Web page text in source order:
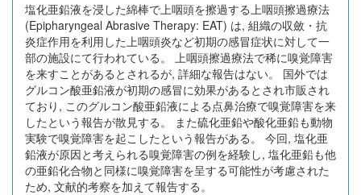
塩化亜鉛液を浸した綿棒で上咽頭を擦過する上咽頭擦過療法
(Epipharyngeal Abrasive Therapy: EAT) は, 組織の収斂・抗
炎症作用を利用した上咽頭炎など初期の感冒症状に対して一
部の施設にて行われている。 上咽頭擦過療法で稀に嗅覚障害
を来すことがあるとされるが, 詳細な報告はない。 国外では
グルコン酸亜鉛液が初期の感冒に効果があるとされ市販され
ており, このグルコン酸亜鉛液による点鼻治療で嗅覚障害を来
したという報告が散見する。 また硫化亜鉛や酸化亜鉛も動物
実験で嗅覚障害を起こしたという報告がある。 今回, 塩化亜
鉛液が原因と考えられる嗅覚障害の例を経験し, 塩化亜鉛も他
の亜鉛化合物と同様に嗅覚障害を呈する可能性が考慮された
ため, 文献的考察を加えて報告する。